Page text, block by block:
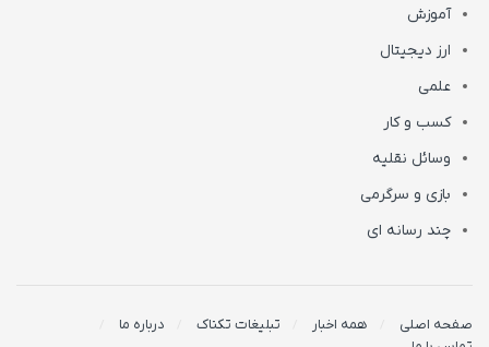
آموزش
ارز دیجیتال
علمی
کسب و کار
وسائل نقلیه
بازی و سرگرمی
چند رسانه ای
صفحه اصلی همه اخبار تبلیغات تکناک
درباره ما